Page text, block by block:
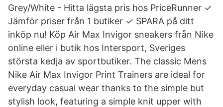
Grey/White - Hitta lägsta pris hos PriceRunner ✓
Jämför priser från 1 butiker ✓ SPARA på ditt
inköp nu! Köp Air Max Invigor sneakers från Nike
online eller i butik hos Intersport, Sveriges
största kedja av sportbutiker. The classic Mens
Nike Air Max Invigor Print Trainers are ideal for
everyday casual wear thanks to the simple but
stylish look, featuring a simple knit upper with